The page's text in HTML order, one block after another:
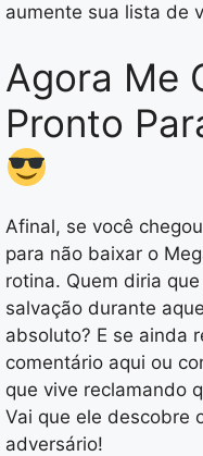
aumente sua lista de
Agora Me
Pronto
Afinal, se você
para não baixar o
rotina. Quem diria
salvação durante
absoluto? E se ainda
comentário aqui ou
que vive reclamando
Vai que ele descobre
adversário!